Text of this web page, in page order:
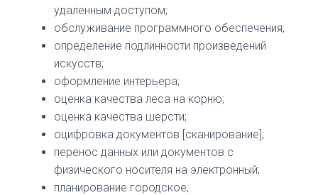
удаленным доступом;
обслуживание программного обеспечения;
определение подлинности произведений
искусств;
оформление интерьера;
оценка качества леса на корню;
оценка качества шерсти;
оцифровка документов [сканирование];
перенос данных или документов с
физического носителя на электронный;
планирование городское;